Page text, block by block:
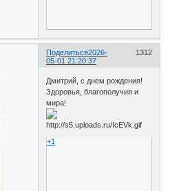
Поделиться 1312
2026-
05-01 21:20:37
Дмитрий, с днем рождения!
Здоровья, благополучия и
мира!
+1